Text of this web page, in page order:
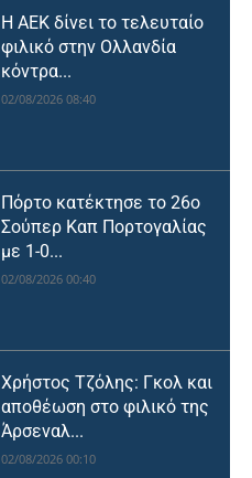
Η ΑΕΚ δίνει το τελευταίο
φιλικό στην Ολλανδία
κόντρα...
02/08/2026 08:40
Πόρτο κατέκτησε το 26ο
Σούπερ Καπ Πορτογαλίας
με 1-0...
02/08/2026 00:40
Χρήστος Τζόλης: Γκολ και
αποθέωση στο φιλικό της
Άρσεναλ...
02/08/2026 00:10